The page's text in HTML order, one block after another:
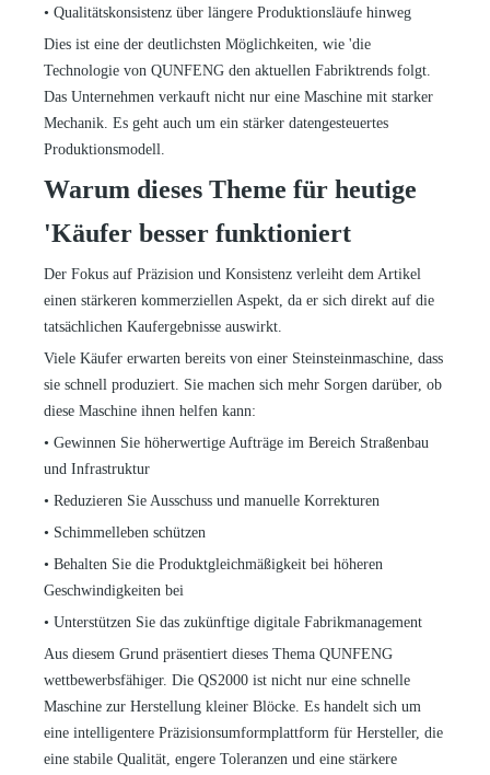
• Qualitätskonsistenz über längere Produktionsläufe hinweg
Dies ist eine der deutlichsten Möglichkeiten, wie 'die
Technologie von QUNFENG den aktuellen Fabriktrends folgt.
Das Unternehmen verkauft nicht nur eine Maschine mit starker
Mechanik. Es geht auch um ein stärker datengesteuertes
Produktionsmodell.
Warum dieses Theme für heutige
'Käufer besser funktioniert
Der Fokus auf Präzision und Konsistenz verleiht dem Artikel
einen stärkeren kommerziellen Aspekt, da er sich direkt auf die
tatsächlichen Kaufergebnisse auswirkt.
Viele Käufer erwarten bereits von einer Steinsteinmaschine, dass
sie schnell produziert. Sie machen sich mehr Sorgen darüber, ob
diese Maschine ihnen helfen kann:
• Gewinnen Sie höherwertige Aufträge im Bereich Straßenbau
und Infrastruktur
• Reduzieren Sie Ausschuss und manuelle Korrekturen
• Schimmelleben schützen
• Behalten Sie die Produktgleichmäßigkeit bei höheren
Geschwindigkeiten bei
• Unterstützen Sie das zukünftige digitale Fabrikmanagement
Aus diesem Grund präsentiert dieses Thema QUNFENG
wettbewerbsfähiger. Die QS2000 ist nicht nur eine schnelle
Maschine zur Herstellung kleiner Blöcke. Es handelt sich um
eine intelligentere Präzisionsumformplattform für Hersteller, die
eine stabile Qualität, engere Toleranzen und eine stärkere